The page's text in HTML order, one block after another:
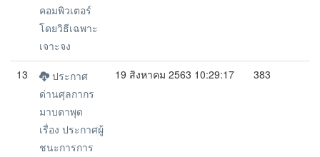
คอมพิวเตอร์
โดยวิธีเฉพาะ
เจาะจง
13
ประกาศ
ด่านศุลกากร
มาบตาพุด
เรื่อง ประกาศผู้
ชนะการการ
19 สิงหาคม 2563 10:29:17 383